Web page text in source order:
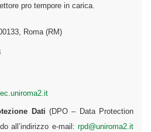
pro tempore in carica.
Roma (RM)
Dati (DPO – Data Protection
all’indirizzo e-mail: rpd@uniroma2.it